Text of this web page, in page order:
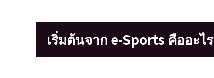
เริ่มต้นจาก e-Sports คืออะไร